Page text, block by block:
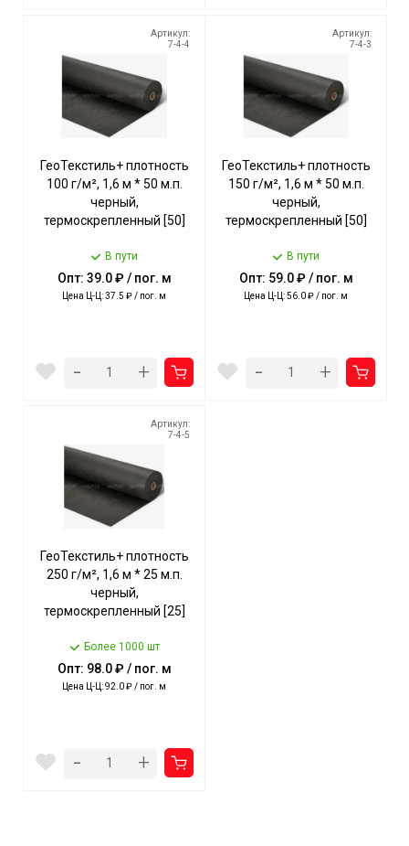
Артикул:
7-4-4
ГеоТекстиль+ плотность
100 г/м², 1,6 м * 50 м.п.
черный,
термоскрепленный [50]
В пути
Опт: 39.0 ₽ / пог. м
Цена Ц-Ц: 37.5 ₽ / пог. м
- +
Артикул:
7-4-3
ГеоТекстиль+ плотность
150 г/м², 1,6 м * 50 м.п.
черный,
термоскрепленный [50]
В пути
Опт: 59.0 ₽ / пог. м
Цена Ц-Ц: 56.0 ₽ / пог. м
- +
Артикул:
7-4-5
ГеоТекстиль+ плотность
250 г/м², 1,6 м * 25 м.п.
черный,
термоскрепленный [25]
Более 1000 шт
Опт: 98.0 ₽ / пог. м
Цена Ц-Ц: 92.0 ₽ / пог. м
- +